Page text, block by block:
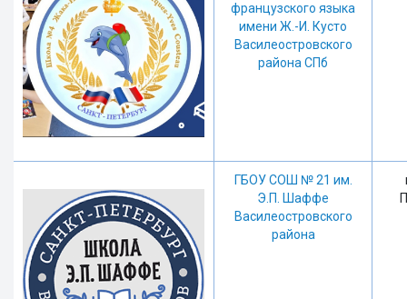
французского языка
имени Ж.-И. Кусто
Василеостровского
района СПб
ГБОУ СОШ № 21 им.
Э.П. Шаффе
Василеостровского
района